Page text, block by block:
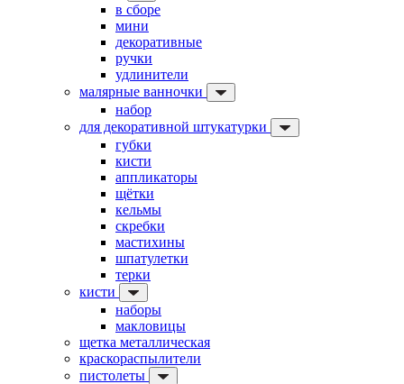
в сборе
мини
декоративные
ручки
удлинители
малярные ванночки
набор
для декоративной штукатурки
губки
кисти
аппликаторы
щётки
кельмы
скребки
мастихины
шпатулетки
терки
кисти
наборы
макловицы
щетка металлическая
краскораспылители
пистолеты